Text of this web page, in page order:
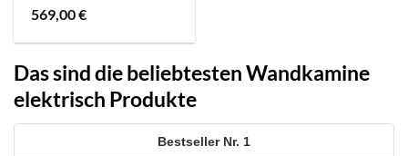
569,00€
Das sind die beliebtesten Wandkamine
elektrisch Produkte
1